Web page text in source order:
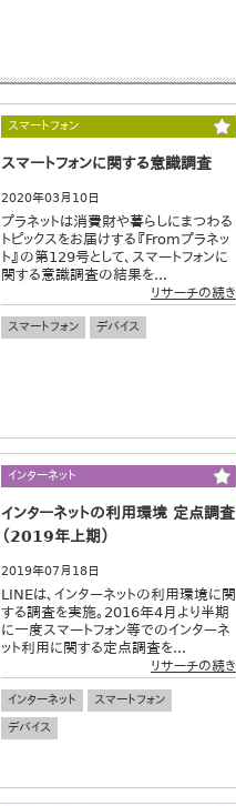
スマートフォン
スマートフォンに関する意識調査
2020年03月10日
プラネットは消費財や暮らしにまつわる
トピックスをお届けする『Fromプラネッ
ト』の第129号として、スマートフォンに
関する意識調査の結果を...
リサーチの続き
スマートフォン デバイス
インターネット
インターネットの利用環境 定点調査
（2019年上期）
2019年07月18日
LINEは、インターネットの利用環境に関
する調査を実施。2016年4月より半期
に一度スマートフォン等でのインターネ
ット利用に関する定点調査を...
リサーチの続き
インターネット
スマートフォン
デバイス